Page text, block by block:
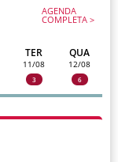
AGENDA
COMPLETA >
TER
11/08
3
QUA
12/08
6